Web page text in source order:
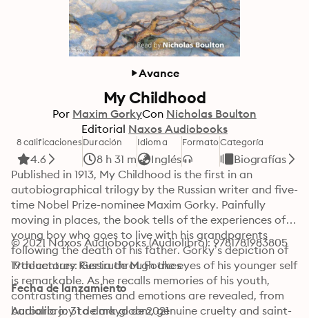
Avance
My Childhood
Por Maxim GorkyCon Nicholas Boulton
Editorial Naxos Audiobooks
8 calificaciones
4.6
Duración
8 h 31 m
Idioma
Inglés
FormatoCategoría
Biografías
Published in 1913, My Childhood is the first in an
autobiographical trilogy by the Russian writer and five-
time Nobel Prize-nominee Maxim Gorky. Painfully
moving in places, the book tells of the experiences of a
young boy who goes to live with his grandparents
following the death of his father. Gorky’s depiction of
19th-century Russia through the eyes of his younger self
is remarkable. As he recalls memories of his youth,
contrasting themes and emotions are revealed, from
barbaric joy to dark gloom, genuine cruelty and saint-
© 2021 Naxos Audiobooks (Audiolibro): 9781781983805
Traductores: Gertrude M. Foakes
Fecha de lanzamiento
Audiolibro: 31 de mayo de 2021